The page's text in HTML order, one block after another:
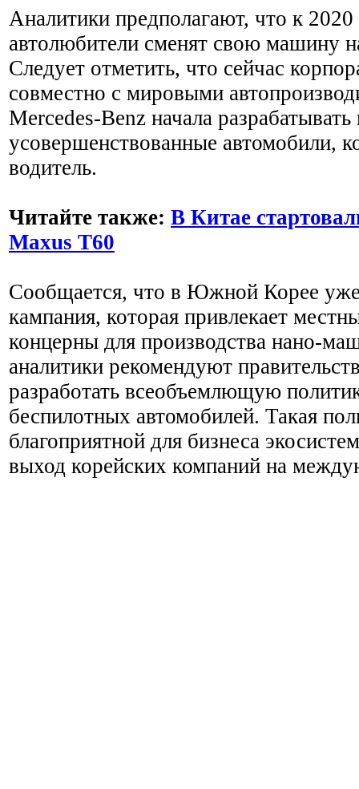
Аналитики предполагают, что к 2020
автолюбители сменят свою машину
Следует отметить, что сейчас
совместно с мировыми
Mercedes-Benz начала
усовершенствованные автомобили,
водитель.
Читайте также: В Китае
Maxus T60
Сообщается, что в Южной Корее уже
кампания, которая привлекает
концерны для производства нано-
аналитики рекомендуют
разработать всеобъемлющую
беспилотных автомобилей. Такая
благоприятной для бизнеса
выход корейских компаний на